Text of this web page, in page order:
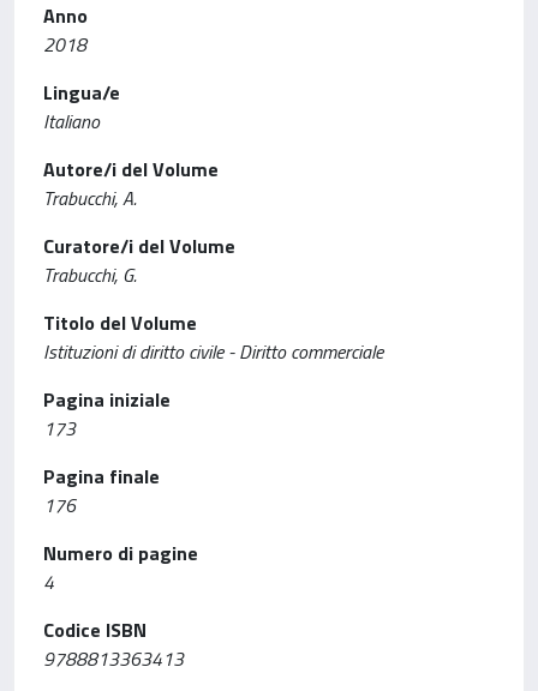
Anno
2018
Lingua/e
Italiano
Autore/i del Volume
Trabucchi, A.
Curatore/i del Volume
Trabucchi, G.
Titolo del Volume
Istituzioni di diritto civile - Diritto commerciale
Pagina iniziale
173
Pagina finale
176
Numero di pagine
4
Codice ISBN
9788813363413